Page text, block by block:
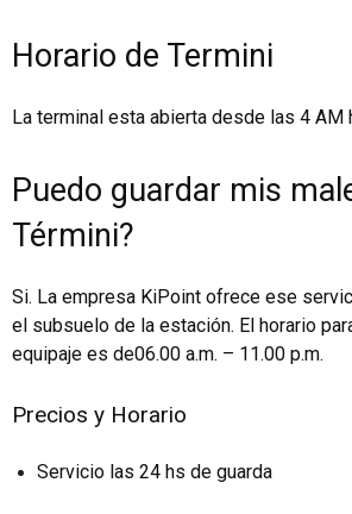
Horario de Termini
La terminal esta abierta desde las 4 AM
Puedo guardar mis
Términi?
Si. La empresa KiPoint ofrece ese
el subsuelo de la estación. El horario
equipaje es de06.00 a.m. – 11.00 p.m.
Precios y Horario
Servicio las 24 hs de guarda